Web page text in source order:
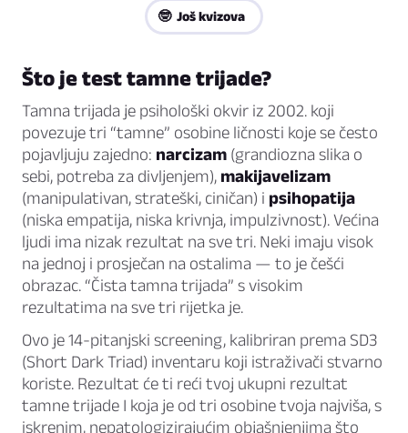
🤓 Još kvizova
Što je test tamne trijade?
Tamna trijada je psihološki okvir iz 2002. koji
povezuje tri “tamne” osobine ličnosti koje se često
pojavljuju zajedno: narcizam (grandiozna slika o
sebi, potreba za divljenjem), makijavelizam
(manipulativan, strateški, ciničan) i psihopatija
(niska empatija, niska krivnja, impulzivnost). Većina
ljudi ima nizak rezultat na sve tri. Neki imaju visok
na jednoj i prosječan na ostalima — to je češći
obrazac. “Čista tamna trijada” s visokim
rezultatima na sve tri rijetka je.
Ovo je 14-pitanjski screening, kalibriran prema SD3
(Short Dark Triad) inventaru koji istraživači stvarno
koriste. Rezultat će ti reći tvoj ukupni rezultat
tamne trijade I koja je od tri osobine tvoja najviša, s
iskrenim, nepatologizirajućim objašnjenjima što